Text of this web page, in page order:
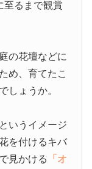
至るまで観賞
の花壇などに
め、育てたこ
しょうか。
いうイメージ
を付けるキバ
見かける
「オ